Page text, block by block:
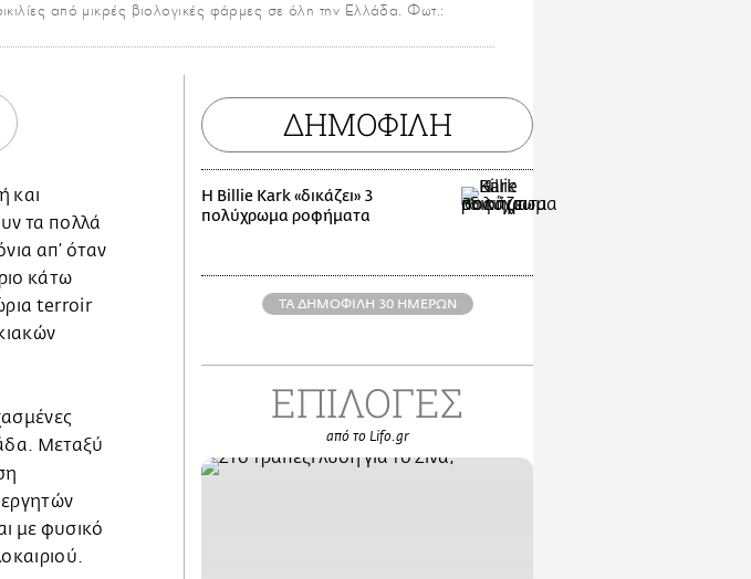
από μικρές βιολογικές φάρμες σε όλη την Ελλάδα. Φωτ.:
και
τα πολλά
απ’ όταν
κάτω
terroir
Μεταξύ
με φυσικό
ΔΗΜΟΦΙΛΗ
H Billie Kark «δικάζει» 3
πολύχρωμα ροφήματα
ΤΑ ΔΗΜΟΦΙΛΗ 30 ΗΜΕΡΩΝ
ΕΠΙΛΟΓΕΣ
από το Lifo.gr